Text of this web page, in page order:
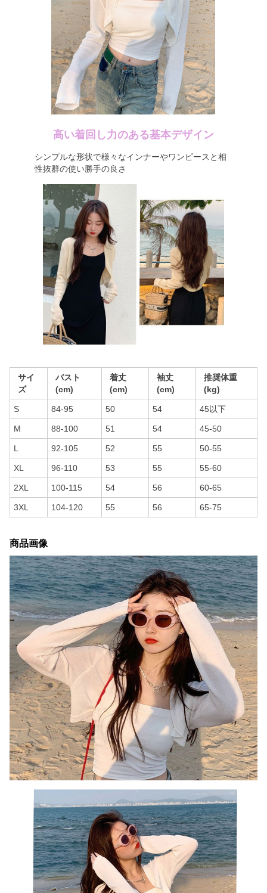
高い着回し力のある基本デザイン
シンプルな形状で様々なインナーやワンピースと相
性抜群の使い勝手の良さ
サイ
ズ
バスト
(cm)
着丈
(cm)
袖丈
(cm)
推奨体重
(kg)
S 84-95 50 54 45以下
M 88-100 51 54 45-50
L 92-105 52 55 50-55
XL 96-110 53 55 55-60
2XL 100-115 54 56 60-65
3XL 104-120 55 56 65-75
商品画像